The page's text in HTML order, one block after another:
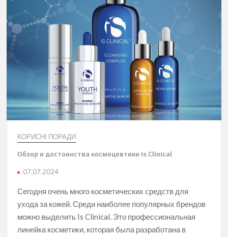
КОРИСНІ ПОРАДИ
Обзор и достоинства космецевтики Is Clinical
07.07.2024
Сегодня очень много косметических средств для
ухода за кожей. Среди наиболее популярных брендов
можно выделить Is Clinical. Это профессиональная
линейка косметики, которая была разработана в